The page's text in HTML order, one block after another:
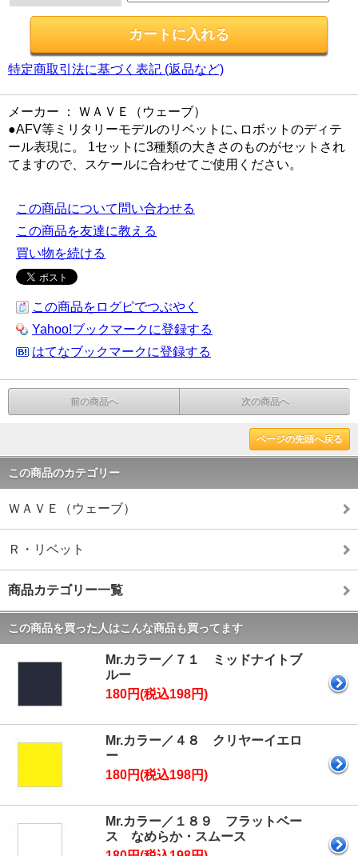
特定商取引法に基づく表記 (返品など)
メーカー ： ＷＡＶＥ（ウェーブ）
●AFV等ミリタリーモデルのリベットに､ロボットのディテ
ール表現に。 1セットに3種類の大きさのものがセットされ
てますので、スケールに合わせてご使用ください。
この商品について問い合わせる
この商品を友達に教える
買い物を続ける
この商品をログピでつぶやく
Yahoo!ブックマークに登録する
はてなブックマークに登録する
前の商品へ 次の商品へ
ページの先頭へ戻る
この商品のカテゴリー
ＷＡＶＥ（ウェーブ）
Ｒ・リベット
商品カテゴリー一覧
この商品を買った人はこんな商品も買ってます
Mr.カラー／７１ ミッドナイトブ
ルー
180円(税込198円)
Mr.カラー／４８ クリヤーイエロ
ー
180円(税込198円)
Mr.カラー／１８９ フラットベー
ス なめらか・スムース